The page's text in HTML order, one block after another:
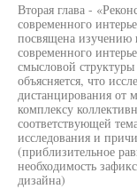
Вторая глава -
современного
посвящена изучению
современного
смысловой
объясняется, что
дистанцирования от
комплексу
соответствующей
исследования и
(приблизительное
необходимость
дизайна)